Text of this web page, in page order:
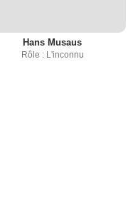
Hans Musaus
Rôle : L'inconnu